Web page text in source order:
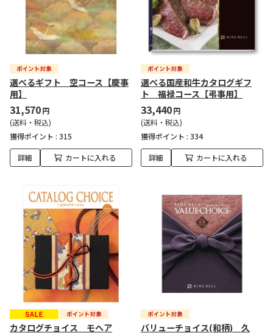
選べるギフト 空コース【慶事
用】
31,570円
(送料・税込)
獲得ポイント : 315
詳細 カートに入れる
選べる国産和牛カタログギフ
ト 福禄コース【弔事用】
33,440円
(送料・税込)
獲得ポイント : 334
詳細 カートに入れる
カタログチョイス モヘア バリューチョイス(和柄) 久